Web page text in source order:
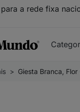
a rede fixa
Giesta Branca,